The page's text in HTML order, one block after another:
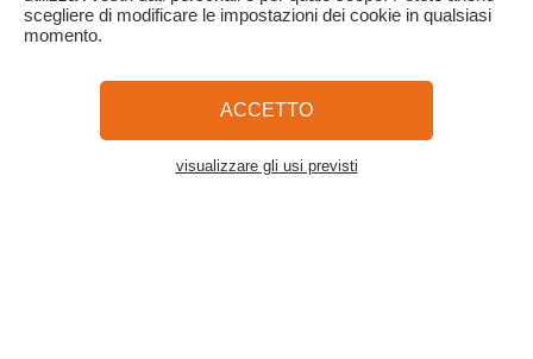
Termini e condizioni generali e informativa sulla privacy
Cosa dice di noi la stampa
Mappa del sito
scegliere di modificare le impostazioni dei cookie in qualsiasi
momento.
ACCETTO
visualizzare gli usi previsti